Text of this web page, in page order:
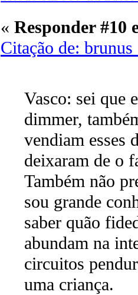
« Responder #10
Citação de:
Vasco: sei que
dimmer,
vendiam esses
deixaram de o
Também não
sou grande
saber quão
abundam na
circuitos
uma criança.